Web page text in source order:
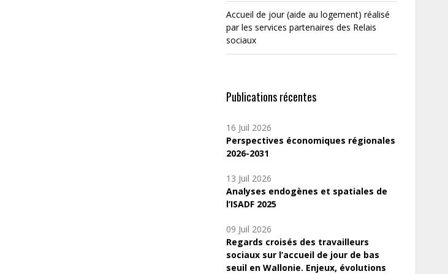
Accueil de jour (aide au logement) réalisé
par les services partenaires des Relais
sociaux
Publications récentes
16 Juil 2026
Perspectives économiques régionales
2026-2031
13 Juil 2026
Analyses endogènes et spatiales de
l’ISADF 2025
09 Juil 2026
Regards croisés des travailleurs
sociaux sur l’accueil de jour de bas
seuil en Wallonie. Enjeux, évolutions